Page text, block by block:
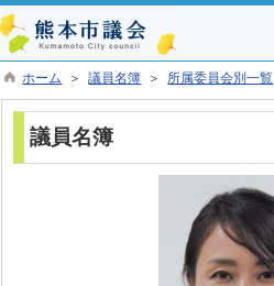
ホーム ＞議員名簿 ＞ 所属委員会別一覧
議員名簿